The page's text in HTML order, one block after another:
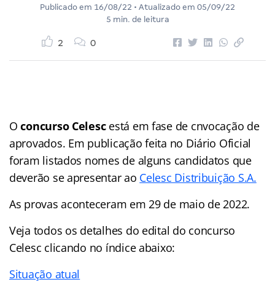
Publicado em 16/08/22 • Atualizado em 05/09/22
5 min. de leitura
2 0
Oconcurso Celescestá em fase de cnvocação de
aprovados. Em publicação feita no Diário Oficial
foram listados nomes de alguns candidatos que
deverão se apresentar ao Celesc Distribuição S.A.
As provas aconteceram em 29 de maio de 2022.
Veja todos os detalhes do edital do concurso
Celesc clicando no índice abaixo:
Situação atual